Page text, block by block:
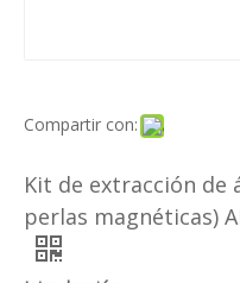
Compartir con:
Kit de extracción de
perlas magnéticas)